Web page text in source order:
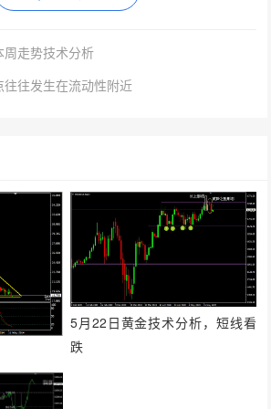
周走势技术分析
往发生在流动性附近
5月22日黄金技术分析，短线看
跌